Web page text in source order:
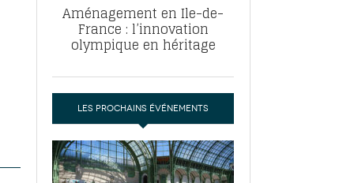
Aménagement en Ile-de-
France : l’innovation
olympique en héritage
LES PROCHAINS ÉVÉNEMENTS